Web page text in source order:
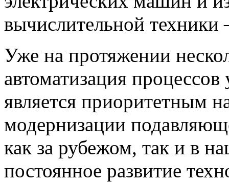
вычислительной техники
Уже на протяжении
автоматизация
является приоритетным
модернизации
как за рубежом, так и в
постоянное развитие